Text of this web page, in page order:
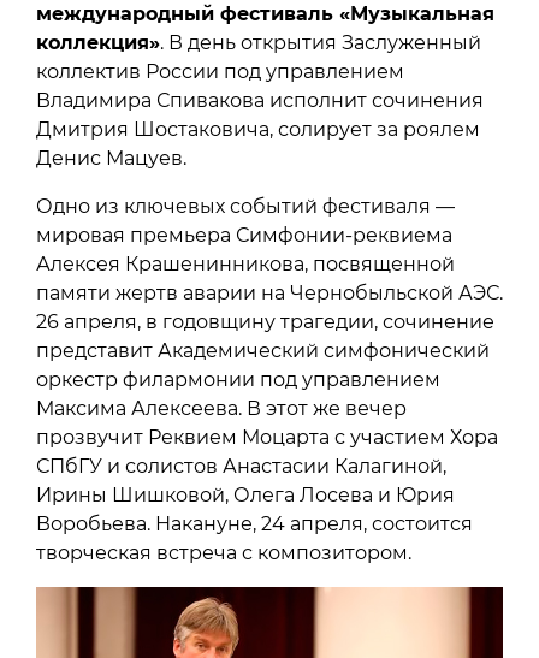
международный фестиваль «Музыкальная
коллекция». В день открытия Заслуженный
коллектив России под управлением
Владимира Спивакова исполнит сочинения
Дмитрия Шостаковича, солирует за роялем
Денис Мацуев.
Одно из ключевых событий фестиваля —
мировая премьера Симфонии-реквиема
Алексея Крашенинникова, посвященной
памяти жертв аварии на Чернобыльской АЭС.
26 апреля, в годовщину трагедии, сочинение
представит Академический симфонический
оркестр филармонии под управлением
Максима Алексеева. В этот же вечер
прозвучит Реквием Моцарта с участием Хора
СПбГУ и солистов Анастасии Калагиной,
Ирины Шишковой, Олега Лосева и Юрия
Воробьева. Накануне, 24 апреля, состоится
творческая встреча с композитором.